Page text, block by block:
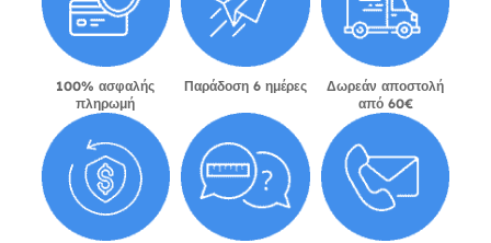
100% ασφαλής
πληρωμή
Παράδοση 6 ημέρες
Δωρεάν αποστολή
από 60€